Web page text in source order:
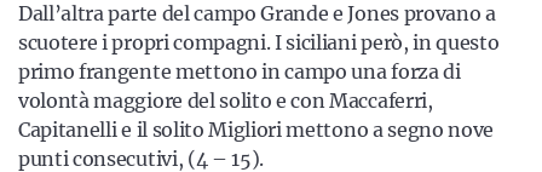
Dall’altra parte del campo Grande e Jones provano a
scuotere i propri compagni. I siciliani però, in questo
primo frangente mettono in campo una forza di
volontà maggiore del solito e con Maccaferri,
Capitanelli e il solito Migliori mettono a segno nove
punti consecutivi, (4 – 15).